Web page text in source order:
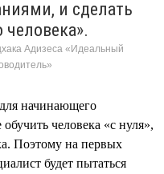
и сделать
человека».
Адизеса «Идеальный
начинающего
человека «с нуля»,
Поэтому на первых
будет пытаться